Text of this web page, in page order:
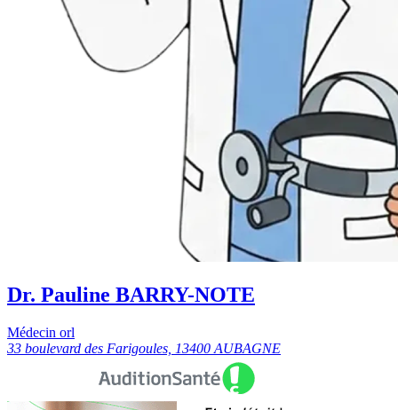
Dr. Pauline BARRY-NOTE
Médecin orl
33 boulevard des Farigoules, 13400 AUBAGNE